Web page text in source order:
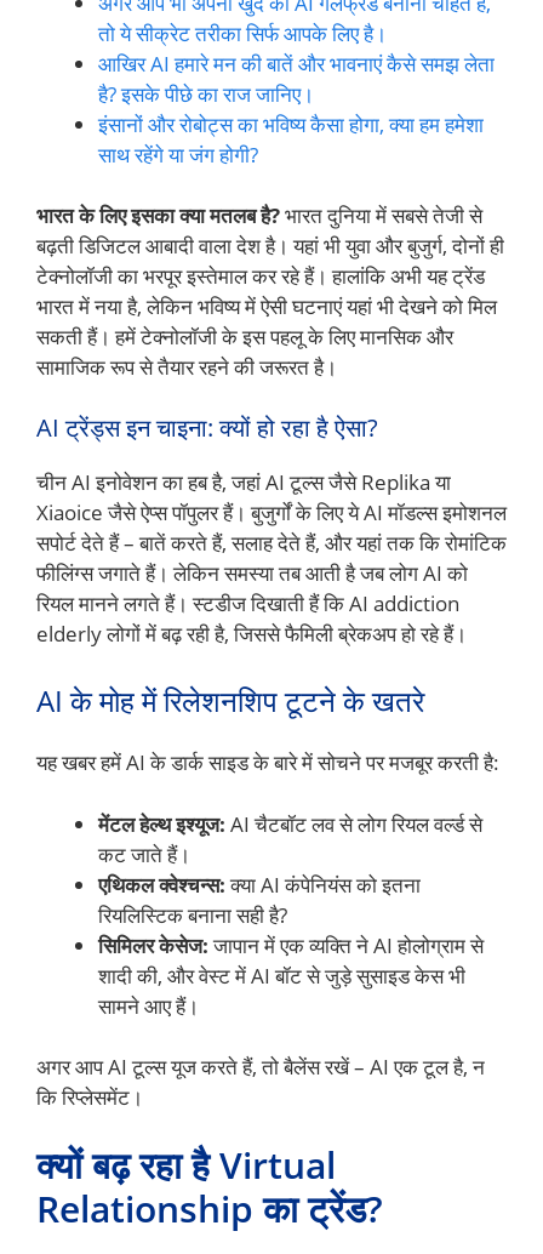
तो ये सीक्रेट तरीका सिर्फ आपके लिए है।
आखिर AI हमारे मन की बातें और भावनाएं कैसे समझ लेता
है? इसके पीछे का राज जानिए।
इंसानों और रोबोट्स का भविष्य कैसा होगा, क्या हम हमेशा
साथ रहेंगे या जंग होगी?
भारत के लिए इसका क्या मतलब है?भारत दुनिया में सबसे तेजी से
बढ़ती डिजिटल आबादी वाला देश है। यहां भी युवा और बुजुर्ग, दोनों ही
टेक्नोलॉजी का भरपूर इस्तेमाल कर रहे हैं। हालांकि अभी यह ट्रेंड
भारत में नया है, लेकिन भविष्य में ऐसी घटनाएं यहां भी देखने को मिल
सकती हैं। हमें टेक्नोलॉजी के इस पहलू के लिए मानसिक और
सामाजिक रूप से तैयार रहने की जरूरत है।
AI ट्रेंड्स इन चाइना: क्यों हो रहा है ऐसा?
चीन AI इनोवेशन का हब है, जहां AI टूल्स जैसे Replika या
Xiaoice जैसे ऐप्स पॉपुलर हैं। बुजुर्गों के लिए ये AI मॉडल्स इमोशनल
सपोर्ट देते हैं – बातें करते हैं, सलाह देते हैं, और यहां तक कि रोमांटिक
फीलिंग्स जगाते हैं। लेकिन समस्या तब आती है जब लोग AI को
रियल मानने लगते हैं। स्टडीज दिखाती हैं कि AI addiction
elderly लोगों में बढ़ रही है, जिससे फैमिली ब्रेकअप हो रहे हैं।
AI के मोह में रिलेशनशिप टूटने के खतरे
यह खबर हमें AI के डार्क साइड के बारे में सोचने पर मजबूर करती है:
मेंटल हेल्थ इश्यूज: AI चैटबॉट लव से लोग रियल वर्ल्ड से
कट जाते हैं।
एथिकल क्वेश्चन्स:क्या AI कंपेनियंस को इतना
रियलिस्टिक बनाना सही है?
सिमिलर केसेज:जापान में एक व्यक्ति ने AI होलोग्राम से
शादी की, और वेस्ट में AI बॉट से जुड़े सुसाइड केस भी
सामने आए हैं।
अगर आप AI टूल्स यूज करते हैं, तो बैलेंस रखें – AI एक टूल है, न
कि रिप्लेसमेंट।
क्यों बढ़ रहा है Virtual
Relationship का ट्रेंड?